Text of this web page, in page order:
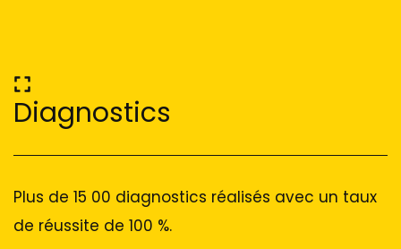
Diagnostics
Plus de 15 00 diagnostics réalisés avec un taux
de réussite de 100 %.